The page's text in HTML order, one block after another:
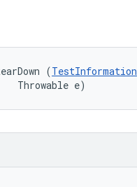
(TestInformation
Throwable e)